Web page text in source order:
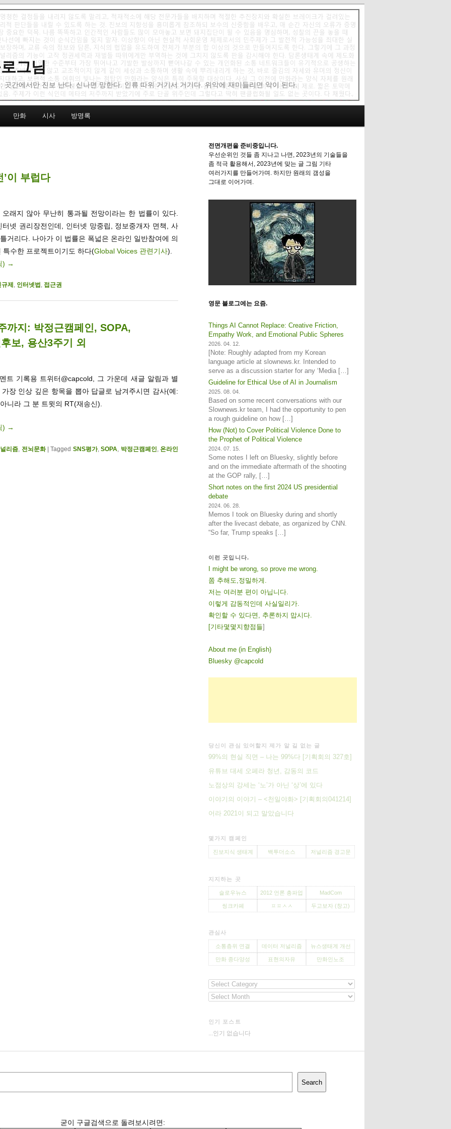
그님
간에서만 진보 난다. 신나면 망한다. 인류 따위 거기서 거기다. 위악에 재미들리면 악이 된다.
만화 시사 방명록
’이 부럽다
래지 않아 무난히 통과될 전망이라는 한 법률이 있다.
넷 권리장전인데, 인터넷 망중립, 정보중개자 면책, 사
거리다. 나아가 이 법률은 폭넓은 온라인 일반참여에 의
특수한 프로젝트이기도 하다(Global Voices 관련기사).
) →
제 , 인터넷법 , 접근권
까지: 박정근캠페인, SOPA,
보, 용산3주기 외
트 기록용 트위터@capcold, 그 가운데 새글 알림과 별
장 인상 깊은 항목을 뽑아 답글로 남겨주시면 감사(예:
니라 그 분 트윗의 RT(재송신).
) →
리즘, 전뇌문화 |Tagged SNS평가,SOPA, 박정근캠페인,온라인
전면개편을 준비중입니다.
우선순위인 것들 좀 지나고 나면, 2023년의 기술들을
좀 적극 활용해서, 2023년에 맞는 글 그림 기타
여러가지를 만들어가며. 하지만 원래의 갬성을
그대로 이어가며.
영문 블로그에는 요즘.
Things AI Cannot Replace: Creative Friction,
Empathy Work, and Emotional Public Spheres
2026. 04. 12.
[Note: Roughly adapted from my Korean
language article at slownews.kr. Intended to
serve as a discussion starter for any ‘Media […]
Guideline for Ethical Use of AI in Journalism
2025. 08. 04.
Based on some recent conversations with our
Slownews.kr team, I had the opportunity to pen
a rough guideline on how […]
How (Not) to Cover Political Violence Done to
the Prophet of Political Violence
2024. 07. 15.
Some notes I left on Bluesky, slightly before
and on the immediate aftermath of the shooting
at the GOP rally, […]
Short notes on the first 2024 US presidential
debate
2024. 06. 28.
Memos I took on Bluesky during and shortly
after the livecast debate, as organized by CNN.
“So far, Trump speaks […]
이런 곳입니다.
I might be wrong, so prove me wrong.
쫌 추해도,정밀하게.
저는 여러분 편이 아닙니다.
이렇게 감동적인데 사실일리가.
확인할 수 있다면, 추론하지 맙시다.
[기 타몇 몇 지 향점 들]
About me (in English)
Bluesky @capcold
당신이 관심 있어할지 제가 알 길 없는 글
99%의 현실 직면 – 나는 99%다 [기획회의 327호]
유튜브 대세 오페라 청년, 감동의 코드
노점상의 강세는 ‘노’가 아닌 ‘상’에 있다
이야기의 이야기 – <천일야화> [기획회의041214]
어라 2021이 되고 말았습니다
몇가지 캠페인
진보지식 생태계 백투더소스 저널리즘 경고문
지지하는 곳
슬로우뉴스 2012 언론 총파업 MadCom
씽크카페 ㅍㅍㅅㅅ 두고보자 (창고)
관심사
소통층위 연결 데이터 저널리즘 뉴스생태계 개선
만화 종다양성 표현의자유 만화인노조
인기 포스트
...인기 없습니다
Search
굳이 구글검색으로 돌려보시려면: